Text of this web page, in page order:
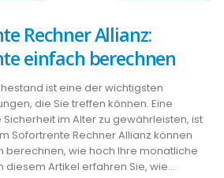
Rechner Allianz:
einfach berechnen
ist eine der wichtigsten
die Sie treffen können. Eine
im Alter zu gewährleisten, ist
Sofortrente Rechner Allianz können
berechnen, wie hoch Ihre monatliche
diesem Artikel erfahren Sie, wie...